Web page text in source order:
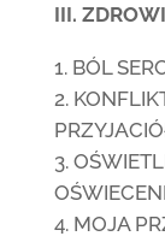
III.
BÓL
MOJA